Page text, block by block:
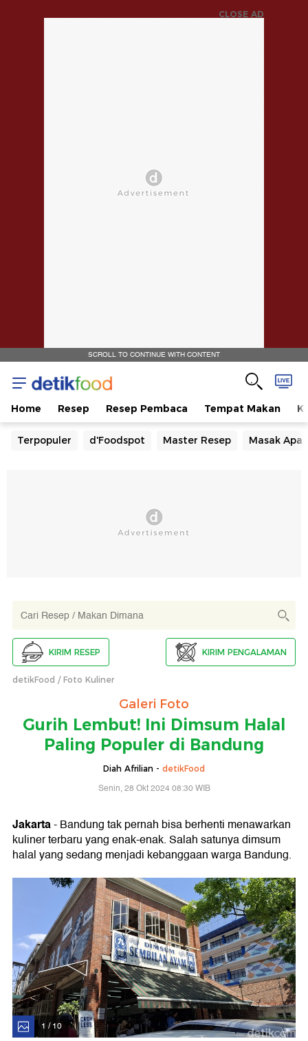
CLOSE AD
SCROLL TO CONTINUE WITH CONTENT
Home Resep Resep Pembaca Tempat Makan
Terpopuler d'Foodspot Master Resep Masak Apa
KIRIM RESEP KIRIM PENGALAMAN
detikFood Foto Kuliner
Galeri Foto
Gurih Lembut! Ini Dimsum Halal
Paling Populer di Bandung
Diah Afrilian - detikFood
Senin, 28 Okt 2024 08:30 WIB
Jakarta- Bandung tak pernah bisa berhenti menawarkan
kuliner terbaru yang enak-enak. Salah satunya dimsum
halal yang sedang menjadi kebanggaan warga Bandung.
1 / 10